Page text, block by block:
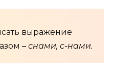
выражение
– снами, с-нами.